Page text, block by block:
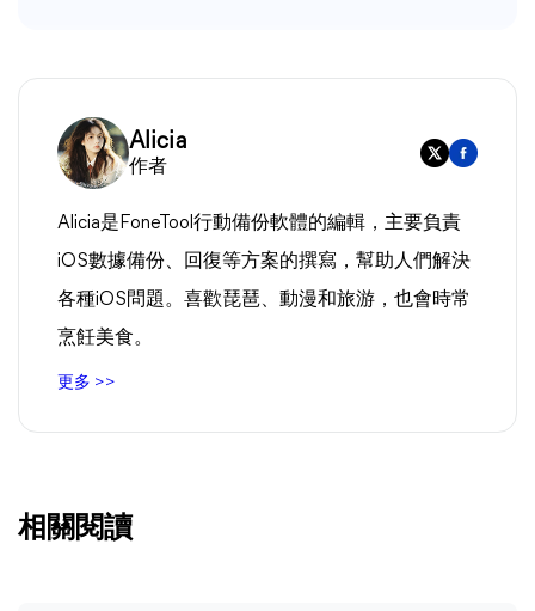
Alicia
作者
Alicia是FoneTool行動備份軟體的編輯，主要負責
iOS數據備份、回復等方案的撰寫，幫助人們解決
各種iOS問題。喜歡琵琶、動漫和旅游，也會時常
烹飪美食。
更多 >>
相關閱讀